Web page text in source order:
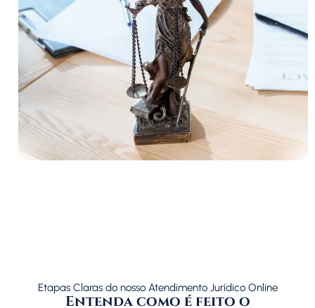
Etapas Claras do nosso Atendimento Jurídico Online
Entenda como é feito o